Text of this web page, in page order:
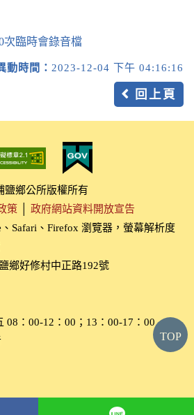
次臨時會錄音檔
動時間： 2023-12-04 下午 04:16:16
回上頁
鹽鄉公所版權所有
策
政府網站資料開放宣告
Safari、Firefox 瀏覽器，螢幕解析度
鄉好修村中正路192號
08：00-12：00；13：00-17：00
TOP